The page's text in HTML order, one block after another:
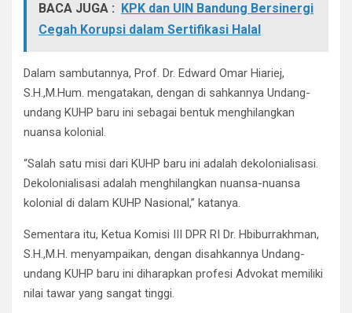
BACA JUGA : KPK dan UIN Bandung Bersinergi
Cegah Korupsi dalam Sertifikasi Halal
Dalam sambutannya, Prof. Dr. Edward Omar Hiariej,
S.H.,M.Hum. mengatakan, dengan di sahkannya Undang-
undang KUHP baru ini sebagai bentuk menghilangkan
nuansa kolonial.
“Salah satu misi dari KUHP baru ini adalah dekolonialisasi.
Dekolonialisasi adalah menghilangkan nuansa-nuansa
kolonial di dalam KUHP Nasional,” katanya.
Sementara itu, Ketua Komisi III DPR RI Dr. Hbiburrakhman,
S.H.,M.H. menyampaikan, dengan disahkannya Undang-
undang KUHP baru ini diharapkan profesi Advokat memiliki
nilai tawar yang sangat tinggi.